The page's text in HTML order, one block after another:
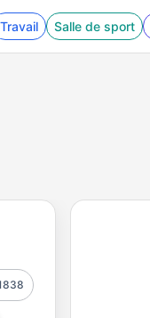
Travail Salle de sport